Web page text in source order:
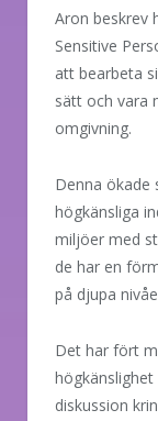
Aron beskrev
Sensitive
att bearbeta
sätt och vara
omgivning.
Denna ökade
högkänsliga
miljöer med
de har en
på djupa
Det har fört
diskussion